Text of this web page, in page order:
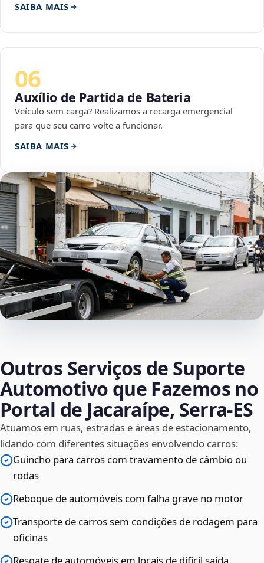
SAIBA MAIS
06
Auxílio de Partida de Bateria
Veículo sem carga? Realizamos a recarga emergencial
para que seu carro volte a funcionar.
SAIBA MAIS
Outros Serviços de Suporte
Automotivo que Fazemos no
Portal de Jacaraípe, Serra‑ES
Atuamos em ruas, estradas e áreas de estacionamento,
lidando com diferentes situações envolvendo carros:
Guincho para carros com travamento de câmbio ou
rodas
Reboque de automóveis com falha grave no motor
Transporte de carros sem condições de rodagem para
oficinas